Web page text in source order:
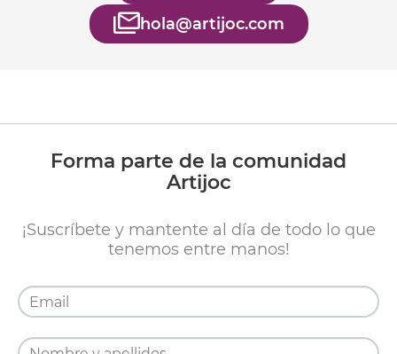
hola@artijoc.com
Forma parte de la comunidad
Artijoc
¡Suscríbete y mantente al día de todo lo que
tenemos entre manos!